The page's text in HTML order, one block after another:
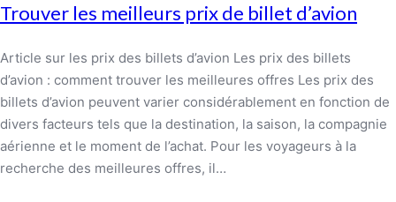
Trouver les meilleurs prix de billet d’avion
Article sur les prix des billets d’avion Les prix des billets
d’avion : comment trouver les meilleures offres Les prix des
billets d’avion peuvent varier considérablement en fonction de
divers facteurs tels que la destination, la saison, la compagnie
aérienne et le moment de l’achat. Pour les voyageurs à la
recherche des meilleures offres, il…